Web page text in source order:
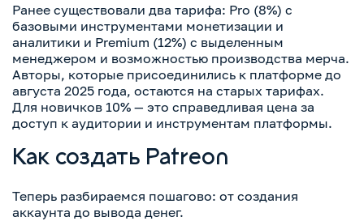
Ранее существовали два тарифа: Pro (8%) с
базовыми инструментами монетизации и
аналитики и Premium (12%) с выделенным
менеджером и возможностью производства мерча.
Авторы, которые присоединились к платформе до
августа 2025 года, остаются на старых тарифах.
Для новичков 10% — это справедливая цена за
доступ к аудитории и инструментам платформы.
Как создать Patreon
Теперь разбираемся пошагово: от создания
аккаунта до вывода денег.